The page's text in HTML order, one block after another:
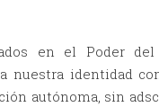
en el Poder del
nuestra identidad
autónoma, sin